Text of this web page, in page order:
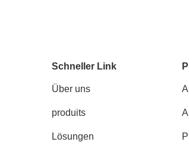
Schneller Link
Über uns
produits
Lösungen